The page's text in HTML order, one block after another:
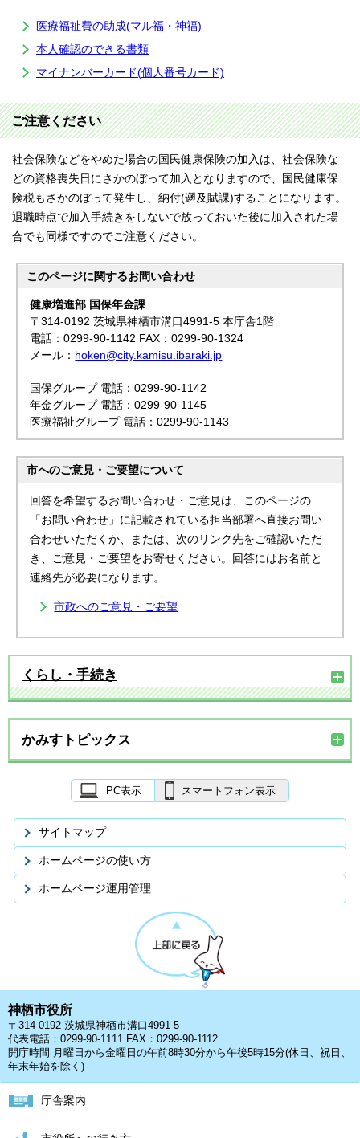
医療福祉費の助成(マル福・神福)
本人確認のできる書類
マイナンバーカード(個人番号カード)
ご注意ください
社会保険などをやめた場合の国民健康保険の加入は、社会保険な
どの資格喪失日にさかのぼって加入となりますので、国民健康保
険税もさかのぼって発生し、納付(遡及賦課)することになります。
退職時点で加入手続きをしないで放っておいた後に加入された場
合でも同様ですのでご注意ください。
このページに関するお問い合わせ
健康増進部 国保年金課
〒314-0192 茨城県神栖市溝口4991-5 本庁舎1階
電話：0299-90-1142 FAX：0299-90-1324
メール： hoken@city.kamisu.ibaraki.jp
国保グループ 電話：0299-90-1142
年金グループ 電話：0299-90-1145
医療福祉グループ 電話：0299-90-1143
市へのご意見・ご要望について
回答を希望するお問い合わせ・ご意見は、このページの
「お問い合わせ」に記載されている担当部署へ直接お問い
合わせいただくか、または、次のリンク先をご確認いただ
き、ご意見・ご要望をお寄せください。回答にはお名前と
連絡先が必要になります。
市政へのご意見・ご要望
くらし・手続き
かみすトピックス
PC表示 スマートフォン表示
サイトマップ
ホームページの使い方
ホームページ運用管理
神栖市役所
〒314-0192 茨城県神栖市溝口4991-5
代表電話：0299-90-1111 FAX：0299-90-1112
開庁時間 月曜日から金曜日の午前8時30分から午後5時15分(休日、祝日、
年末年始を除く)
庁舎案内